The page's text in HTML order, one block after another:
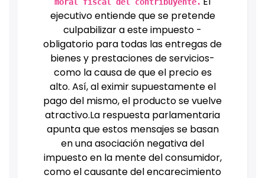
ejecutivo entiende que se pretende
culpabilizar a este impuesto -
obligatorio para todas las entregas de
bienes y prestaciones de servicios-
como la causa de que el precio es
alto. Así, al eximir supuestamente el
pago del mismo, el producto se vuelve
atractivo.La respuesta parlamentaria
apunta que estos mensajes se basan
en una asociación negativa del
impuesto en la mente del consumidor,
como el causante del encarecimiento